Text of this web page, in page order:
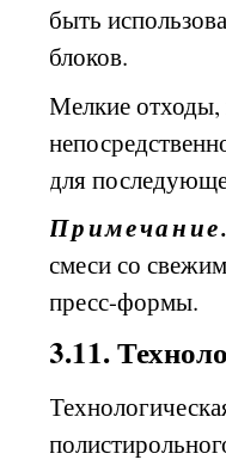
быть
блоков.
Мелкие отходы,
для
Примечание.
смеси со
пресс-формы.
3.11.